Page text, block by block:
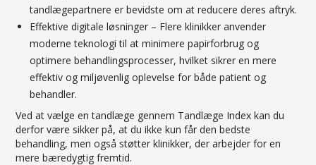
tandlægepartnere er bevidste om at reducere deres aftryk.
Effektive digitale løsninger – Flere klinikker anvender
moderne teknologi til at minimere papirforbrug og
optimere behandlingsprocesser, hvilket sikrer en mere
effektiv og miljøvenlig oplevelse for både patient og
behandler.
Ved at vælge en tandlæge gennem Tandlæge Index kan du
derfor være sikker på, at du ikke kun får den bedste
behandling, men også støtter klinikker, der arbejder for en
mere bæredygtig fremtid.